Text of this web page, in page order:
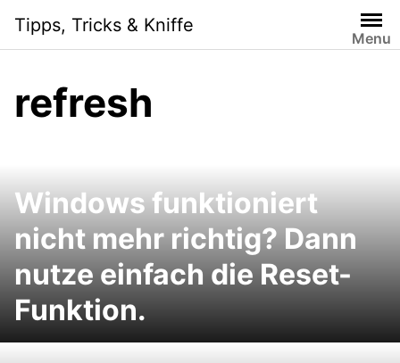
content
Tipps, Tricks & Kniffe
Menu
refresh
Windows funktioniert
nicht mehr richtig? Dann
nutze einfach die Reset-
Funktion.